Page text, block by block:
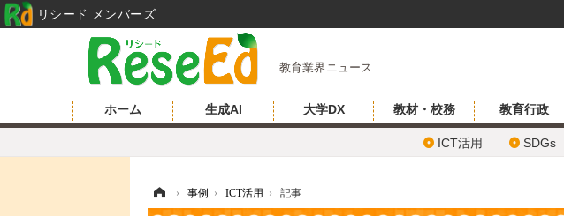
教育業界ニュース
ホーム 生成AI 大学DX 教材・校務 教育行政
ICT活用 SDGs
› 事例 › ICT活用 › 記事
リシード メンバーズ